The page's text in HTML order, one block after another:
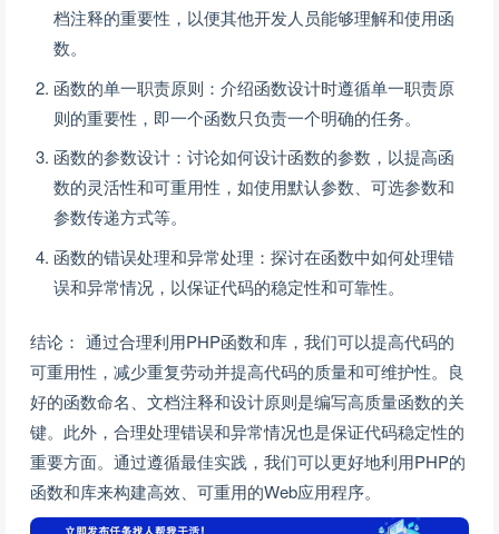
档注释的重要性，以便其他开发人员能够理解和使用函
数。
函数的单一职责原则：介绍函数设计时遵循单一职责原
则的重要性，即一个函数只负责一个明确的任务。
函数的参数设计：讨论如何设计函数的参数，以提高函
数的灵活性和可重用性，如使用默认参数、可选参数和
参数传递方式等。
函数的错误处理和异常处理：探讨在函数中如何处理错
误和异常情况，以保证代码的稳定性和可靠性。
结论： 通过合理利用PHP函数和库，我们可以提高代码的
可重用性，减少重复劳动并提高代码的质量和可维护性。良
好的函数命名、文档注释和设计原则是编写高质量函数的关
键。此外，合理处理错误和异常情况也是保证代码稳定性的
重要方面。通过遵循最佳实践，我们可以更好地利用PHP的
函数和库来构建高效、可重用的Web应用程序。